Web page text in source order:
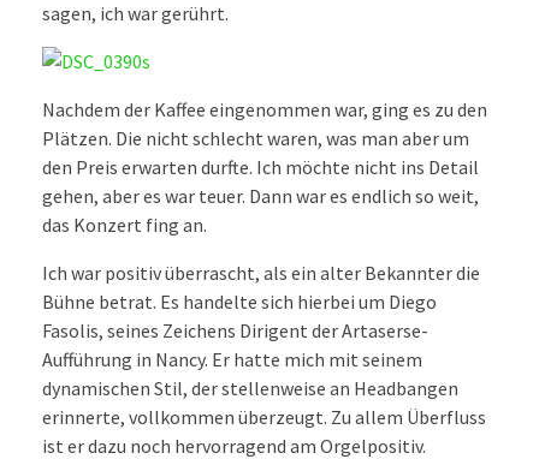
sagen, ich war gerührt.
Nachdem der Kaffee eingenommen war, ging es zu den
Plätzen. Die nicht schlecht waren, was man aber um
den Preis erwarten durfte. Ich möchte nicht ins Detail
gehen, aber es war teuer. Dann war es endlich so weit,
das Konzert fing an.
Ich war positiv überrascht, als ein alter Bekannterdie
Bühne betrat. Es handelte sich hierbei um Diego
Fasolis, seines Zeichens Dirigent der Artaserse-
Aufführung in Nancy. Er hatte mich mit seinem
dynamischen Stil, der stellenweise an Headbangen
erinnerte, vollkommen überzeugt. Zu allem Überfluss
ist er dazu noch hervorragend am Orgelpositiv.